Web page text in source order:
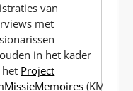
van
met
in het kader
Project
(KMM).